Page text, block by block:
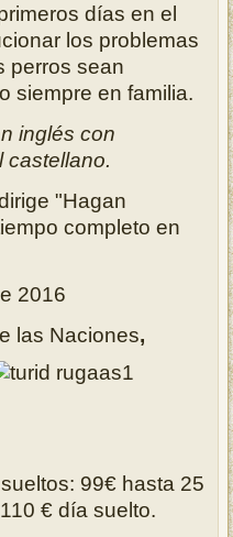
días en el
los problemas
perros sean
siempre en familia.
inglés con
castellano.
"Hagan
completo en
2016
las Naciones,
99€ hasta 25
€ día suelto.